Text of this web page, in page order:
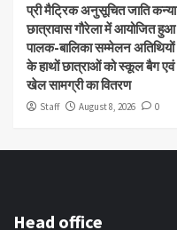
प्री मैट्रिक अनुसूचित जाति कन्या
छात्रावास गौरेला में आयोजित हुआ
पालक-बालिका सम्मेलन अतिथियों
के हाथों छात्राओं को स्कूल बैग एवं
खेल सामग्री का वितरण
Staff August 8, 2026 0
Head office